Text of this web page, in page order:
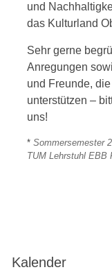
und
das Kulturland
Sehr gerne
Anregungen
und Freunde,
unterstützen –
uns!
* Sommersemester
TUM Lehrstuhl EBB
Kalender